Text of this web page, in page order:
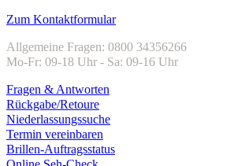
Zum Kontaktformular
Allgemeine Fragen: 0800 34356266
Mo-Fr: 09-18 Uhr - Sa: 09-16 Uhr
Fragen & Antworten
Rückgabe/Retoure
Niederlassungssuche
Termin vereinbaren
Brillen-Auftragsstatus